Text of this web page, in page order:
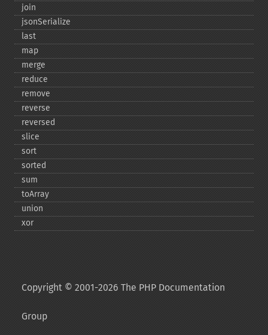
join
jsonSerialize
last
map
merge
reduce
remove
reverse
reversed
slice
sort
sorted
sum
toArray
union
xor
Copyright © 2001-2026 The PHP Documentation
Group